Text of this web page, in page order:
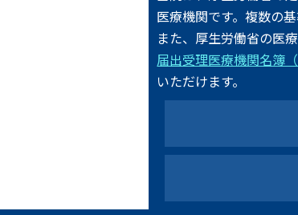
医療機関です。複数の
また、厚生労働省の医
届出受理医療機関名簿
いただけます。